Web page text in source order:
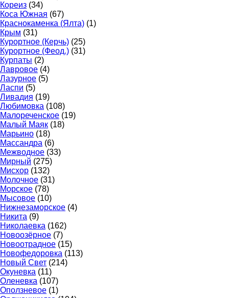
Кореиз (34)
Коса Южная (67)
Краснокаменка (Ялта) (1)
Крым (31)
Курортное (Керчь) (25)
Курортное (Феод.) (31)
Курпаты (2)
Лавровое (4)
Лазурное (5)
Ласпи (5)
Ливадия (19)
Любимовка (108)
Малореченское (19)
Малый Маяк (18)
Марьино (18)
Массандра (6)
Межводное (33)
Мирный (275)
Мисхор (132)
Молочное (31)
Морское (78)
Мысовое (10)
Нижнезаморское (4)
Никита (9)
Николаевка (162)
Новоозёрное (7)
Новоотрадное (15)
Новофедоровка (113)
Новый Свет (214)
Окуневка (11)
Оленевка (107)
Оползневое (1)